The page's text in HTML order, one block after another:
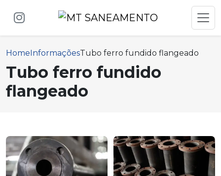
HomeInformaçõesTubo ferro fundido flangeado
Tubo ferro fundido
flangeado